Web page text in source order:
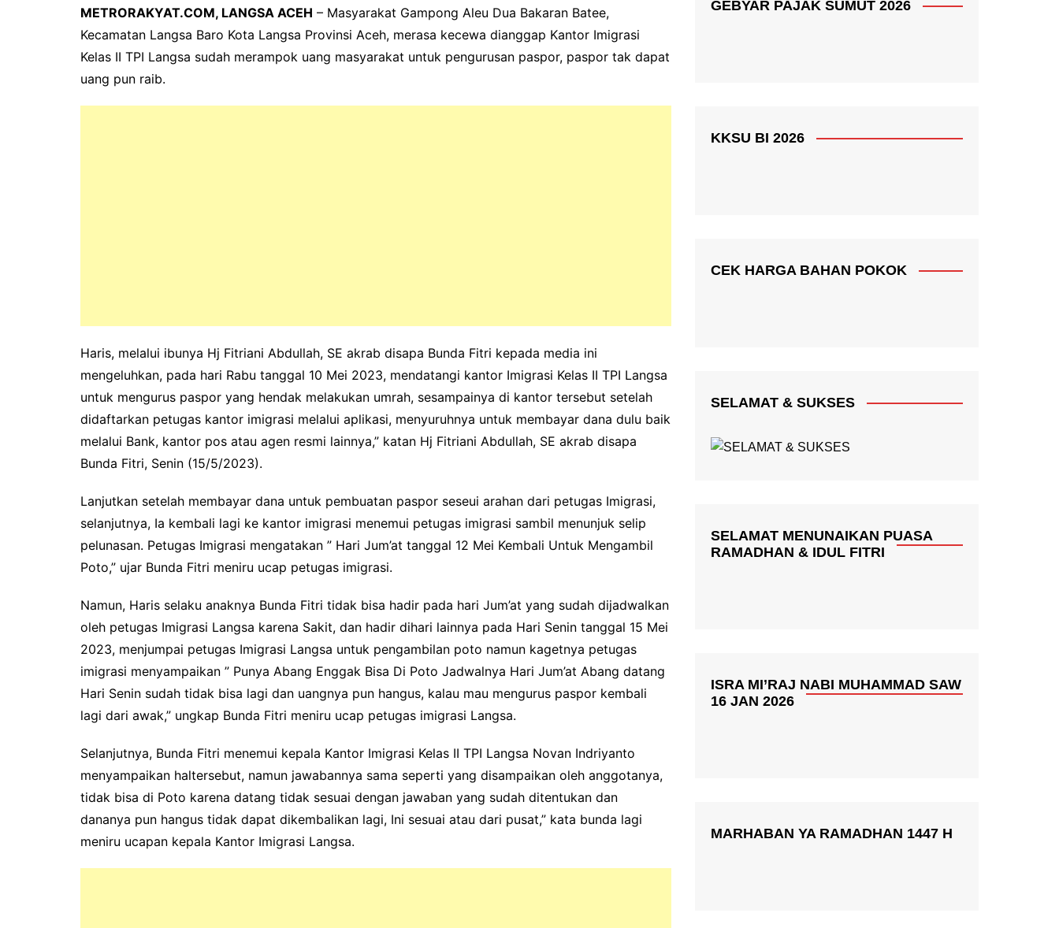
METRORAKYAT.COM, LANGSA ACEH – Masyarakat Gampong Aleu Dua Bakaran Batee,
Kecamatan Langsa Baro Kota Langsa Provinsi Aceh, merasa kecewa dianggap Kantor Imigrasi
Kelas II TPI Langsa sudah merampok uang masyarakat untuk pengurusan paspor, paspor tak dapat
uang pun raib.
Haris, melalui ibunya Hj Fitriani Abdullah, SE akrab disapa Bunda Fitri kepada media ini
mengeluhkan, pada hari Rabu tanggal 10 Mei 2023, mendatangi kantor Imigrasi Kelas II TPI Langsa
untuk mengurus paspor yang hendak melakukan umrah, sesampainya di kantor tersebut setelah
didaftarkan petugas kantor imigrasi melalui aplikasi, menyuruhnya untuk membayar dana dulu baik
melalui Bank, kantor pos atau agen resmi lainnya,” katan Hj Fitriani Abdullah, SE akrab disapa
Bunda Fitri, Senin (15/5/2023).
Lanjutkan setelah membayar dana untuk pembuatan paspor seseui arahan dari petugas Imigrasi,
selanjutnya, Ia kembali lagi ke kantor imigrasi menemui petugas imigrasi sambil menunjuk selip
pelunasan. Petugas Imigrasi mengatakan ” Hari Jum’at tanggal 12 Mei Kembali Untuk Mengambil
Poto,” ujar Bunda Fitri meniru ucap petugas imigrasi.
Namun, Haris selaku anaknya Bunda Fitri tidak bisa hadir pada hari Jum’at yang sudah dijadwalkan
oleh petugas Imigrasi Langsa karena Sakit, dan hadir dihari lainnya pada Hari Senin tanggal 15 Mei
2023, menjumpai petugas Imigrasi Langsa untuk pengambilan poto namun kagetnya petugas
imigrasi menyampaikan ” Punya Abang Enggak Bisa Di Poto Jadwalnya Hari Jum’at Abang datang
Hari Senin sudah tidak bisa lagi dan uangnya pun hangus, kalau mau mengurus paspor kembali
lagi dari awak,” ungkap Bunda Fitri meniru ucap petugas imigrasi Langsa.
Selanjutnya, Bunda Fitri menemui kepala Kantor Imigrasi Kelas II TPI Langsa Novan Indriyanto
menyampaikan haltersebut, namun jawabannya sama seperti yang disampaikan oleh anggotanya,
tidak bisa di Poto karena datang tidak sesuai dengan jawaban yang sudah ditentukan dan
dananya pun hangus tidak dapat dikembalikan lagi, Ini sesuai atau dari pusat,” kata bunda lagi
meniru ucapan kepala Kantor Imigrasi Langsa.
GEBYAR PAJAK SUMUT 2026
KKSU BI 2026
CEK HARGA BAHAN POKOK
SELAMAT & SUKSES
SELAMAT MENUNAIKAN PUASA
RAMADHAN & IDUL FITRI
ISRA MI’RAJ NABI MUHAMMAD SAW
16 JAN 2026
MARHABAN YA RAMADHAN 1447 H